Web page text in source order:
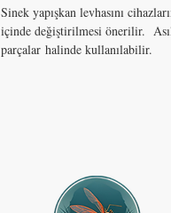
Sinek yapışkan levhasını
içinde değiştirilmesi önerilir.
parçalar halinde kullanılabilir.